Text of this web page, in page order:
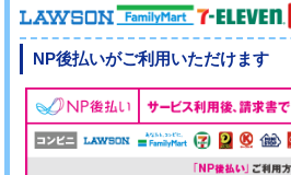
NP後払いがご利用いただけます